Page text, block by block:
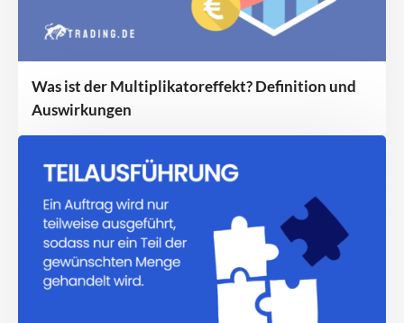
Was ist der Multiplikatoreffekt? Definition und
Auswirkungen